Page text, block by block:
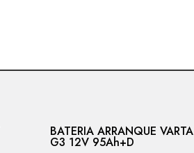
BATERIA ARRANQUE VARTA
G3 12V 95Ah+D